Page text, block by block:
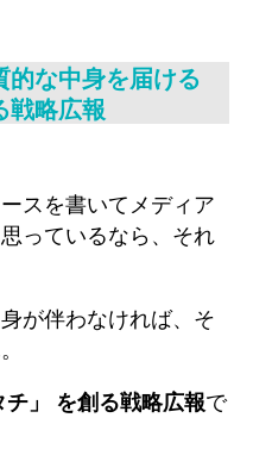
的な中身を届ける
戦略広報
スを書いてメディア
っているなら、それ
が伴わなければ、そ
」 を創る戦略広報で